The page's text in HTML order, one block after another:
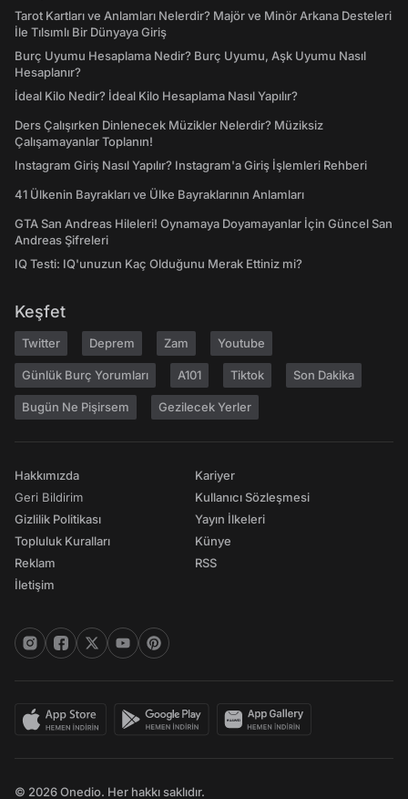
Tarot Kartları ve Anlamları Nelerdir? Majör ve Minör Arkana Desteleri
İle Tılsımlı Bir Dünyaya Giriş
Burç Uyumu Hesaplama Nedir? Burç Uyumu, Aşk Uyumu Nasıl
Hesaplanır?
İdeal Kilo Nedir? İdeal Kilo Hesaplama Nasıl Yapılır?
Ders Çalışırken Dinlenecek Müzikler Nelerdir? Müziksiz
Çalışamayanlar Toplanın!
Instagram Giriş Nasıl Yapılır? Instagram'a Giriş İşlemleri Rehberi
41 Ülkenin Bayrakları ve Ülke Bayraklarının Anlamları
GTA San Andreas Hileleri! Oynamaya Doyamayanlar İçin Güncel San
Andreas Şifreleri
IQ Testi: IQ'unuzun Kaç Olduğunu Merak Ettiniz mi?
Keşfet
Twitter Deprem Zam Youtube
Günlük Burç Yorumları A101 Tiktok Son Dakika
Bugün Ne Pişirsem Gezilecek Yerler
Hakkımızda
Geri Bildirim
Gizlilik Politikası
Topluluk Kuralları
Reklam
İletişim
Kariyer
Kullanıcı Sözleşmesi
Yayın İlkeleri
Künye
RSS
© 2026 Onedio. Her hakkı saklıdır.